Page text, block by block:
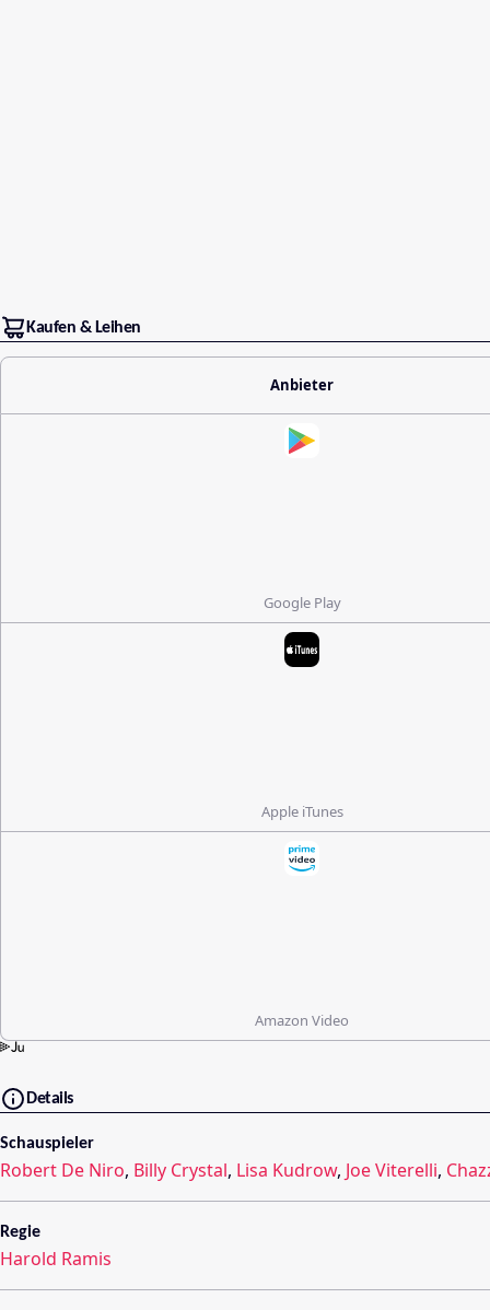
Kaufen & Leihen
Anbieter
Google Play
Apple iTunes
Amazon Video
Details
Schauspieler
Robert De Niro, Billy Crystal, Lisa Kudrow, Joe Viterelli,
Regie
Harold Ramis